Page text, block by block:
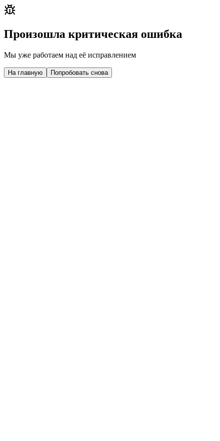
Произошла критическая ошибка
Мы уже работаем над её исправлением
На главную Попробовать снова